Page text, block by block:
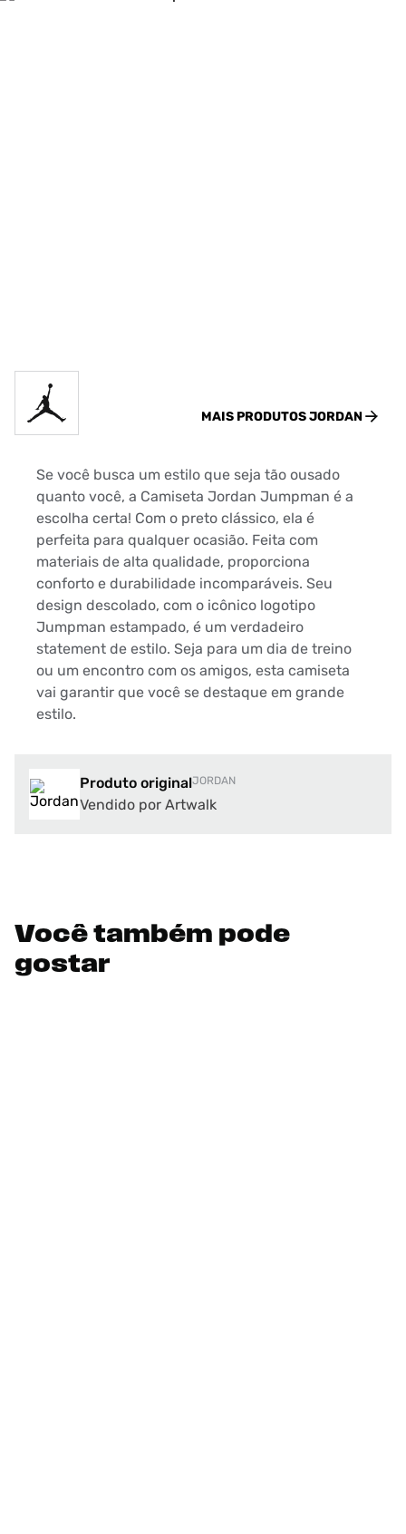
MAIS PRODUTOSJORDAN
Se você busca um estilo que seja tão ousado
quanto você, a Camiseta Jordan Jumpman é a
escolha certa! Com o preto clássico, ela é
perfeita para qualquer ocasião. Feita com
materiais de alta qualidade, proporciona
conforto e durabilidade incomparáveis. Seu
design descolado, com o icônico logotipo
Jumpman estampado, é um verdadeiro
statement de estilo. Seja para um dia de treino
ou um encontro com os amigos, esta camiseta
vai garantir que você se destaque em grande
estilo.
Produto originalJORDAN
Vendido por Artwalk
Você também pode
gostar